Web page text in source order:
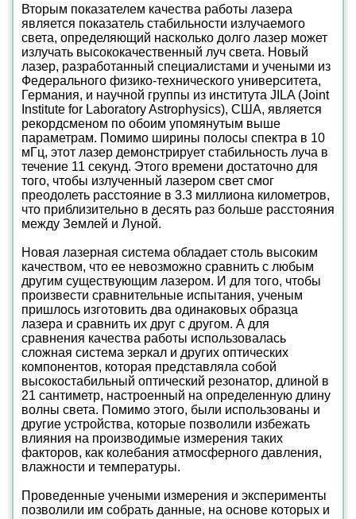
Вторым показателем качества работы лазера
является показатель стабильности излучаемого
света, определяющий насколько долго лазер может
излучать высококачественный луч света. Новый
лазер, разработанный специалистами и учеными из
Федерального физико-технического университета,
Германия, и научной группы из института JILA (Joint
Institute for Laboratory Astrophysics), США, является
рекордсменом по обоим упомянутым выше
параметрам. Помимо ширины полосы спектра в 10
мГц, этот лазер демонстрирует стабильность луча в
течение 11 секунд. Этого времени достаточно для
того, чтобы излученный лазером свет смог
преодолеть расстояние в 3.3 миллиона километров,
что приблизительно в десять раз больше расстояния
между Землей и Луной.
Новая лазерная система обладает столь высоким
качеством, что ее невозможно сравнить с любым
другим существующим лазером. И для того, чтобы
произвести сравнительные испытания, ученым
пришлось изготовить два одинаковых образца
лазера и сравнить их друг с другом. А для
сравнения качества работы использовалась
сложная система зеркал и других оптических
компонентов, которая представляла собой
высокостабильный оптический резонатор, длиной в
21 сантиметр, настроенный на определенную длину
волны света. Помимо этого, были использованы и
другие устройства, которые позволили избежать
влияния на производимые измерения таких
факторов, как колебания атмосферного давления,
влажности и температуры.
Проведенные учеными измерения и эксперименты
позволили им собрать данные, на основе которых и